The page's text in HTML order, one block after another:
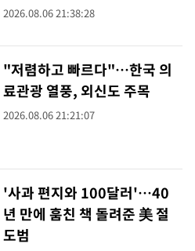
2026.08.06 21:38:28
"저렴하고 빠르다"…한국 의
료관광 열풍, 외신도 주목
2026.08.06 21:21:07
'사과 편지와 100달러'…40
년 만에 훔친 책 돌려준 美 절
도범